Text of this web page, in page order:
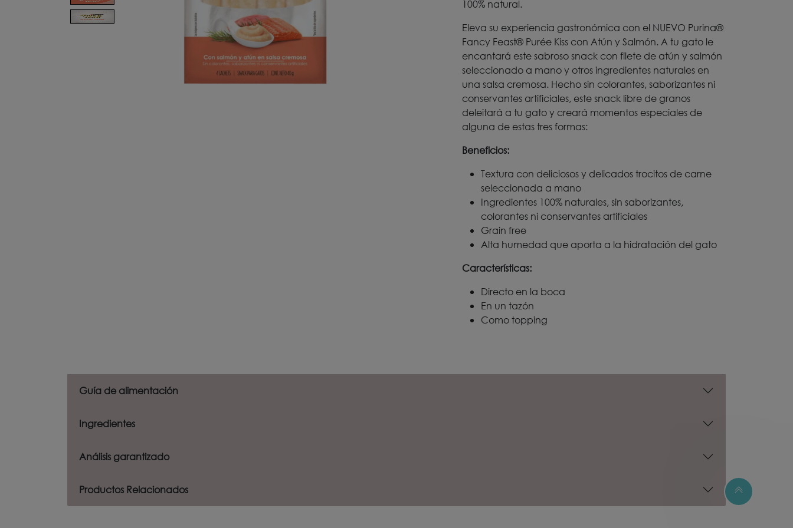
100% natural.
Eleva su experiencia gastronómica con el NUEVO Purina®
Fancy Feast® Purée Kiss con Atún y Salmón. A tu gato le
encantará este sabroso snack con filete de atún y salmón
seleccionado a mano y otros ingredientes naturales en
una salsa cremosa. Hecho sin colorantes, saborizantes ni
conservantes artificiales, este snack libre de granos
deleitará a tu gato y creará momentos especiales de
alguna de estas tres formas:
Beneficios:
Textura con deliciosos y delicados trocitos de carne
seleccionada a mano
Ingredientes 100% naturales, sin saborizantes,
colorantes ni conservantes artificiales
Grain free
Alta humedad que aporta a la hidratación del gato
Características:
Directo en la boca
En un tazón
Como topping
Guía de alimentación
Ingredientes
Análisis garantizado
Productos Relacionados